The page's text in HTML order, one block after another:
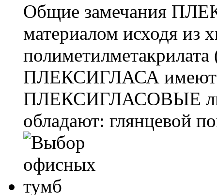
Общие замечания
материалом исходя из
ПЛЕКСИГЛАСА имеют
ПЛЕКСИГЛАСОВЫЕ
обладают: глянцевой